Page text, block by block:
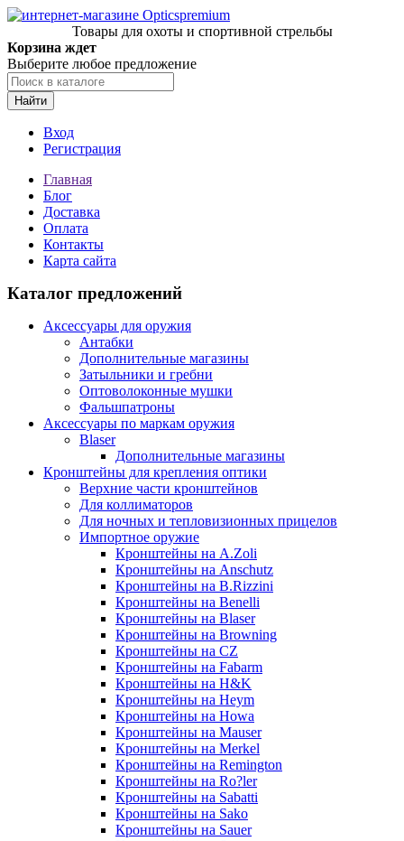
Товары для охоты и спортивной стрельбы
Корзина ждет
Выберите любое предложение
Найти
Вход
Регистрация
Главная
Блог
Доставка
Оплата
Контакты
Карта сайта
Каталог предложений
Аксессуары для оружия
Антабки
Дополнительные магазины
Затыльники и гребни
Оптоволоконные мушки
Фальшпатроны
Аксессуары по маркам оружия
Blaser
Дополнительные магазины
Кронштейны для крепления оптики
Верхние части кронштейнов
Для коллиматоров
Для ночных и тепловизионных прицелов
Импортное оружие
Кронштейны на A.Zoli
Кронштейны на Anschutz
Кронштейны на B.Rizzini
Кронштейны на Benelli
Кронштейны на Blaser
Кронштейны на Browning
Кронштейны на CZ
Кронштейны на Fabarm
Кронштейны на H&K
Кронштейны на Heym
Кронштейны на Howa
Кронштейны на Mauser
Кронштейны на Merkel
Кронштейны на Remington
Кронштейны на Ro?ler
Кронштейны на Sabatti
Кронштейны на Sako
Кронштейны на Sauer